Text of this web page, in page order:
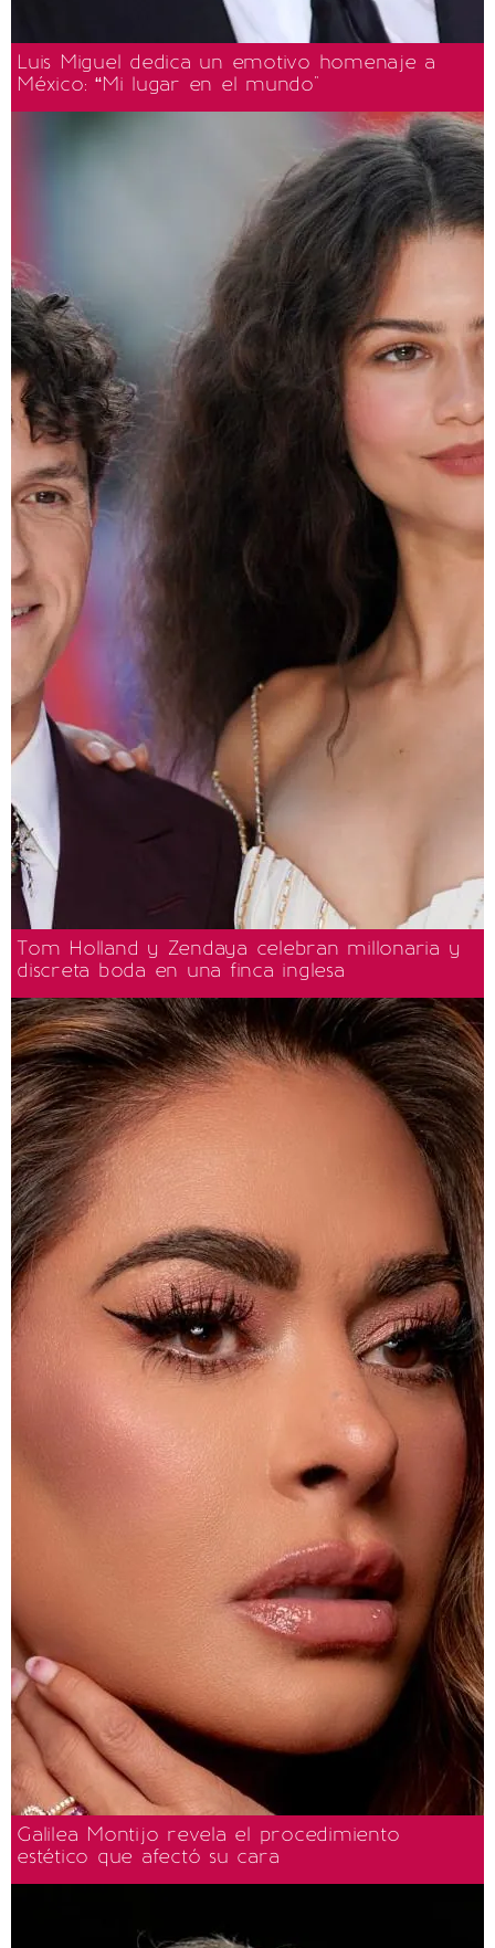
Luis Miguel dedica un emotivo homenaje a
México: “Mi lugar en el mundo"
Tom Holland y Zendaya celebran millonaria y
discreta boda en una finca inglesa
Galilea Montijo revela el procedimiento
estético que afectó su cara